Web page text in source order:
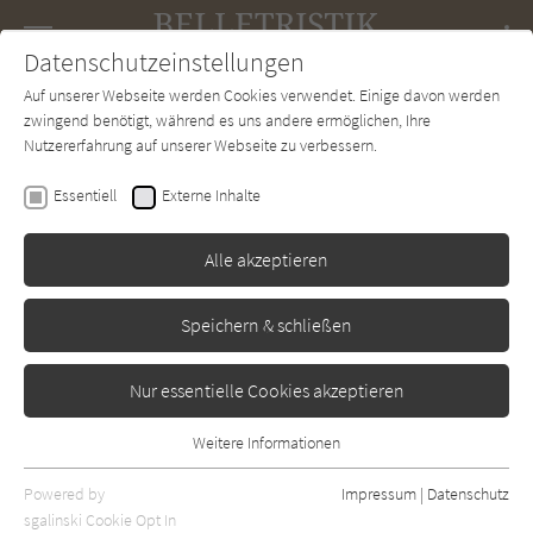
SUCHE Forum Charts Newsletter
Angelika Jodl
Laudatio auf eine
kaukasische Kuh
Eichborn
Datenschutzeinstellungen
Auf unserer Webseite werden Cookies verwendet. Einige davon werden
zwingend benötigt, während es uns andere ermöglichen, Ihre
Nutzererfahrung auf unserer Webseite zu verbessern.
Essentiell Externe Inhalte
Alle akzeptieren
Speichern & schließen
Nur essentielle Cookies akzeptieren
Essentielle Cookies werden für grundlegende Funktionen der
Webseite benötigt. Dadurch ist gewährleistet, dass die Webseite
Weitere Informationen
Powered by
sgalinski Cookie Opt In
Impressum | Datenschutz